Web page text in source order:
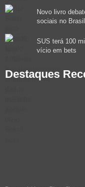
Novo livro
sociais no Brasil
SUS terá 100
vício em bets
Destaques